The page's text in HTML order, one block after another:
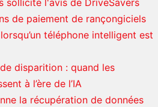
sollicite l'avis de DriveSavers
de paiement de rançongiciels
téléphone intelligent est
disparition : quand les
à l’ère de l’IA
la récupération de données